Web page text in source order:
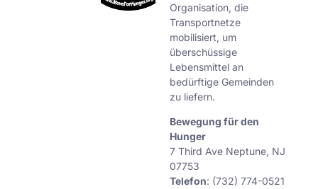
Organisation, die
Transportnetze
mobilisiert, um
überschüssige
Lebensmittel an
bedürftige Gemeinden
zu liefern.
Bewegung für den
Hunger
7 Third Ave Neptune, NJ
07753
Telefon: (732) 774-0521